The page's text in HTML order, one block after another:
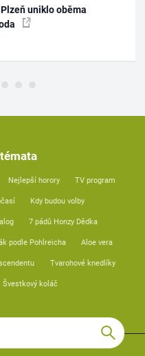
uniklo oběma
Nejlepší horory TV program
Kdy budou volby
7 pádů Honzy Dědka
podle Pohlreicha Aloe vera
Tvarohové knedlíky
Švestkový koláč